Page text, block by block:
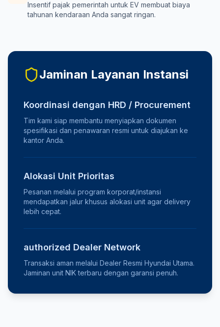
Insentif pajak pemerintah untuk EV membuat biaya
tahunan kendaraan Anda sangat ringan.
Jaminan Layanan Instansi
Koordinasi dengan HRD / Procurement
Tim kami siap membantu menyiapkan dokumen
spesifikasi dan penawaran resmi untuk diajukan ke
kantor Anda.
Alokasi Unit Prioritas
Pesanan melalui program korporat/instansi
mendapatkan jalur khusus alokasi unit agar delivery
lebih cepat.
authorized Dealer Network
Transaksi aman melalui Dealer Resmi Hyundai Utama.
Jaminan unit NIK terbaru dengan garansi penuh.